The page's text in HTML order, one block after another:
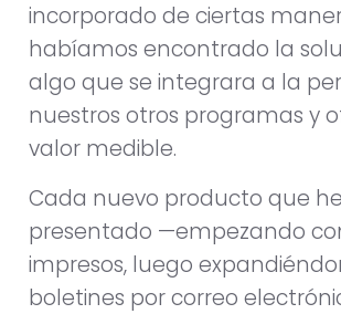
incorporado de ciertas
habíamos encontrado la
algo que se integrara a la
nuestros otros programas y
valor medible.
Cada nuevo producto que
presentado —empezando
impresos, luego
boletines por correo